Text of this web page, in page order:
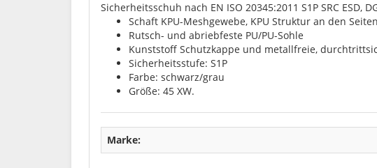
Sicherheitsschuh nach EN ISO 20345:2011 S1P SRC ESD,
Schaft KPU-Meshgewebe, KPU Struktur an den
Rutsch- und abriebfeste PU/PU-Sohle
Kunststoff Schutzkappe und metallfreie,
Sicherheitsstufe: S1P
Farbe: schwarz/grau
Größe: 45 XW.
Marke: